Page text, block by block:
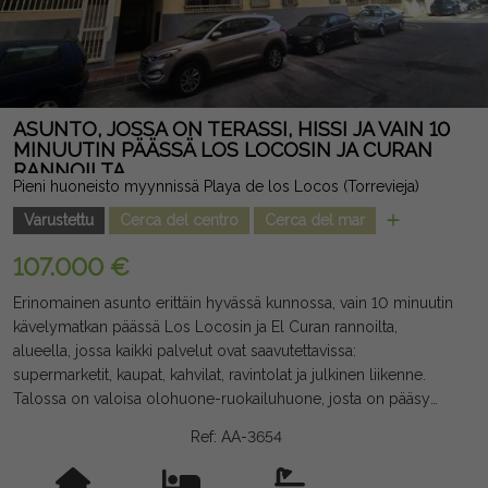
ASUNTO, JOSSA ON TERASSI, HISSI JA VAIN 10
MINUUTIN PÄÄSSÄ LOS LOCOSIN JA CURAN
RANNOILTA
Pieni huoneisto myynnissä Playa de los Locos (Torrevieja)
Varustettu
Cerca del centro Cerca del mar
107.000 €
Erinomainen asunto erittäin hyvässä kunnossa, vain 10 minuutin
kävelymatkan päässä Los Locosin ja El Curan rannoilta,
alueella, jossa kaikki palvelut ovat saavutettavissa:
supermarketit, kaupat, kahvilat, ravintolat ja julkinen liikenne.
Talossa on valoisa olohuone-ruokailuhuone, josta on pääsy
hengen makuuhuone sisäänrakennetulla vaatekaappilla sekä
kylpyhuone, jossa on kylpyamme. Se myydään täysin
Ref: AA-3654